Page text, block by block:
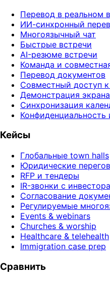
Перевод в реальном
ИИ-синхронный
Многоязычный чат
Быстрые встречи
AI-резюме встречи
Команда и
Перевод документов
Совместный доступ
Демонстрация
Синхронизация
Конфиденциальность
Кейсы
Глобальные town halls
Юридические
RFP и тендеры
IR-звонки с
Согласование
Регулируемые
Events & webinars
Churches & worship
Healthcare & telehealth
Immigration case prep
Сравнить